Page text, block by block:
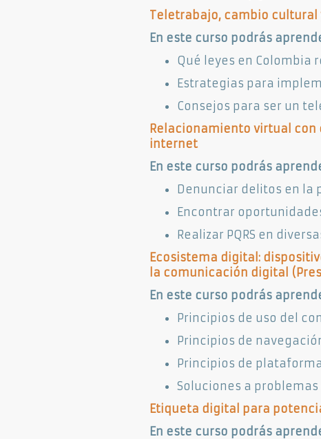
Teletrabajo, cambio
En este curso podrás
Qué leyes en Colombia
Estrategias para
Consejos para ser un
Relacionamiento virtual con
internet​
En este curso podrás
Denunciar delitos en la
Encontrar
Realizar PQRS en
Ecosistema digital:
la comunicación digital
En este curso podrás
Principios de uso del
Principios de
Principios de
Soluciones a
Etiqueta digital para
En este curso podrás